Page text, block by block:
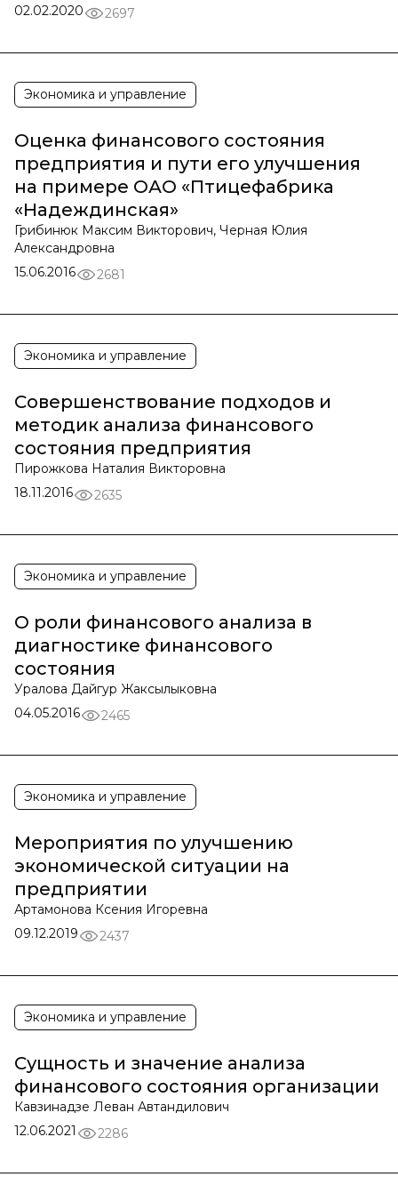
02.02.2020
2697
Экономика и управление
Оценка финансового состояния
предприятия и пути его улучшения
на примере ОАО «Птицефабрика
«Надеждинская»
Грибинюк Максим Викторович, Черная Юлия
Александровна
15.06.2016
2681
Экономика и управление
Совершенствование подходов и
методик анализа финансового
состояния предприятия
Пирожкова Наталия Викторовна
18.11.2016
2635
Экономика и управление
О роли финансового анализа в
диагностике финансового
состояния
Уралова Дайгур Жаксылыковна
04.05.2016
2465
Экономика и управление
Мероприятия по улучшению
экономической ситуации на
предприятии
Артамонова Ксения Игоревна
09.12.2019
2437
Экономика и управление
Сущность и значение анализа
финансового состояния организации
Кавзинадзе Леван Автандилович
12.06.2021
2286